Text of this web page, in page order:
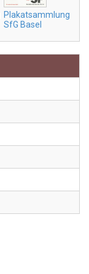
Plakatsammlung
SfG Basel